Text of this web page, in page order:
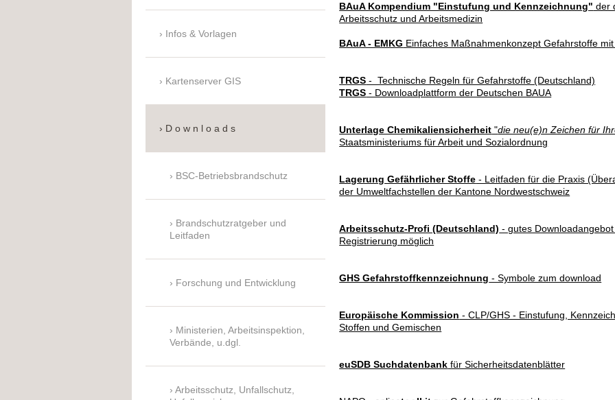
BAuA Kompendium "Einstufung und Kennzeichnung" der
Arbeitsschutz und Arbeitsmedizin
BAuA - EMKG Einfaches Maßnahmenkonzept Gefahrstoffe
TRGS - Technische Regeln für Gefahrstoffe (Deutschland)
TRGS - Downloadplattform der Deutschen BAUA
Unterlage Chemikaliensicherheit "die neu(e)n Zeichen für
Staatsministeriums für Arbeit und Sozialordnung
Lagerung Gefährlicher Stoffe - Leitfaden für die Praxis
der Umweltfachstellen der Kantone Nordwestschweiz
Arbeitsschutz-Profi (Deutschland) - gutes
Registrierung möglich
GHS Gefahrstoffkennzeichnung - Symbole zum download
Europäische Kommission - CLP/GHS - Einstufung,
Stoffen und Gemischen
euSDB Suchdatenbank für Sicherheitsdatenblätter
Infos & Vorlagen
Kartenserver GIS
D o w n l o a d s
BSC-Betriebsbrandschutz
Brandschutzratgeber und
Leitfaden
Forschung und Entwicklung
Ministerien, Arbeitsinspektion,
Verbände, u.dgl.
Arbeitsschutz, Unfallschutz,